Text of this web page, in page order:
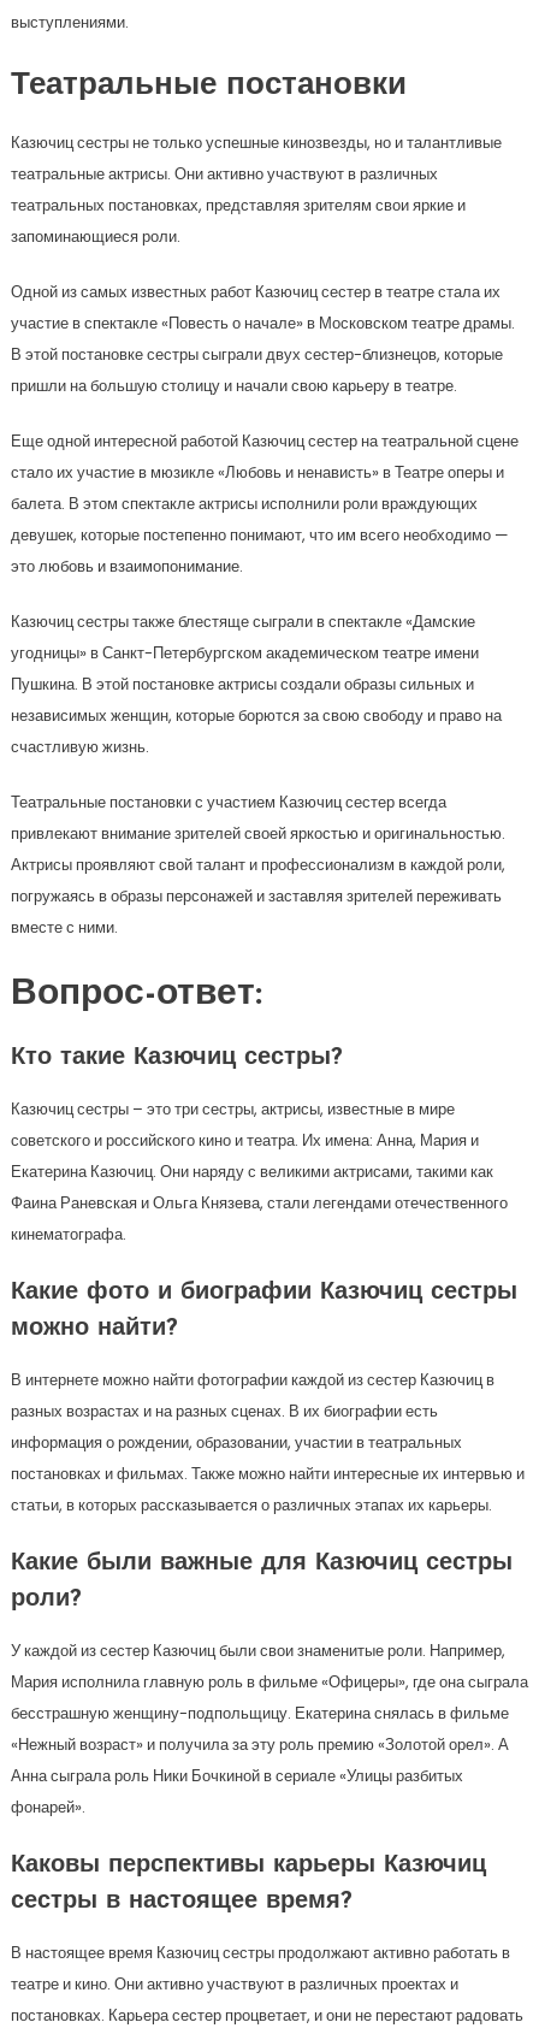
выступлениями.
Театральные постановки
Казючиц сестры не только успешные кинозвезды, но и талантливые
театральные актрисы. Они активно участвуют в различных
театральных постановках, представляя зрителям свои яркие и
запоминающиеся роли.
Одной из самых известных работ Казючиц сестер в театре стала их
участие в спектакле «Повесть о начале» в Московском театре драмы.
В этой постановке сестры сыграли двух сестер-близнецов, которые
пришли на большую столицу и начали свою карьеру в театре.
Еще одной интересной работой Казючиц сестер на театральной сцене
стало их участие в мюзикле «Любовь и ненависть» в Театре оперы и
балета. В этом спектакле актрисы исполнили роли враждующих
девушек, которые постепенно понимают, что им всего необходимо —
это любовь и взаимопонимание.
Казючиц сестры также блестяще сыграли в спектакле «Дамские
угодницы» в Санкт-Петербургском академическом театре имени
Пушкина. В этой постановке актрисы создали образы сильных и
независимых женщин, которые борются за свою свободу и право на
счастливую жизнь.
Театральные постановки с участием Казючиц сестер всегда
привлекают внимание зрителей своей яркостью и оригинальностью.
Актрисы проявляют свой талант и профессионализм в каждой роли,
погружаясь в образы персонажей и заставляя зрителей переживать
вместе с ними.
Вопрос-ответ:
Кто такие Казючиц сестры?
Казючиц сестры – это три сестры, актрисы, известные в мире
советского и российского кино и театра. Их имена: Анна, Мария и
Екатерина Казючиц. Они наряду с великими актрисами, такими как
Фаина Раневская и Ольга Князева, стали легендами отечественного
кинематографа.
Какие фото и биографии Казючиц сестры
можно найти?
В интернете можно найти фотографии каждой из сестер Казючиц в
разных возрастах и на разных сценах. В их биографии есть
информация о рождении, образовании, участии в театральных
постановках и фильмах. Также можно найти интересные их интервью и
статьи, в которых рассказывается о различных этапах их карьеры.
Какие были важные для Казючиц сестры
роли?
У каждой из сестер Казючиц были свои знаменитые роли. Например,
Мария исполнила главную роль в фильме «Офицеры», где она сыграла
бесстрашную женщину-подпольщицу. Екатерина снялась в фильме
«Нежный возраст» и получила за эту роль премию «Золотой орел». А
Анна сыграла роль Ники Бочкиной в сериале «Улицы разбитых
фонарей».
Каковы перспективы карьеры Казючиц
сестры в настоящее время?
В настоящее время Казючиц сестры продолжают активно работать в
театре и кино. Они активно участвуют в различных проектах и
постановках. Карьера сестер процветает, и они не перестают радовать